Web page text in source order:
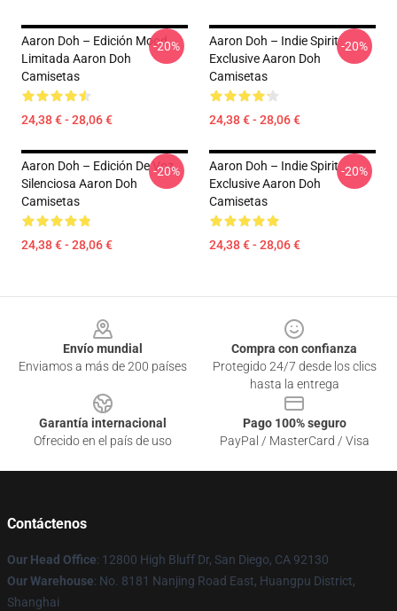
Aaron Doh – Edición Mood
Limitada Aaron Doh
Camisetas
24,38 € - 28,06 €
-20%
Aaron Doh – Indie Spirit
Exclusive Aaron Doh
Camisetas
24,38 € - 28,06 €
-20%
Aaron Doh – Edición De Voz
Silenciosa Aaron Doh
Camisetas
24,38 € - 28,06 €
-20%
Aaron Doh – Indie Spirit
Exclusive Aaron Doh
Camisetas
24,38 € - 28,06 €
-20%
Envío mundial
Enviamos a más de 200 países
Compra con confianza
Protegido 24/7 desde los clics
hasta la entrega
Garantía internacional
Ofrecido en el país de uso
Pago 100% seguro
PayPal / MasterCard / Visa
Contáctenos
Our Head Office: 12800 High Bluff Dr, San Diego, CA 92130
Our Warehouse: No. 8181 Nanjing Road East, Huangpu District,
Shanghai